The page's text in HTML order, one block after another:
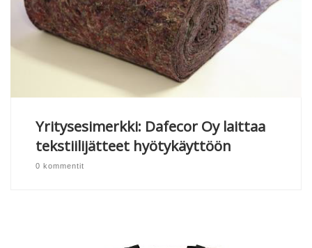
Yritysesimerkki: Dafecor Oy laittaa
tekstiilijätteet hyötykäyttöön
0 kommentit